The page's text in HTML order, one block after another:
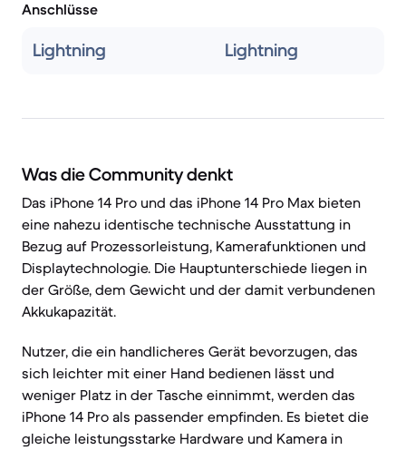
Anschlüsse
Lightning Lightning
Was die Community denkt
Das iPhone 14 Pro und das iPhone 14 Pro Max bieten
eine nahezu identische technische Ausstattung in
Bezug auf Prozessorleistung, Kamerafunktionen und
Displaytechnologie. Die Hauptunterschiede liegen in
der Größe, dem Gewicht und der damit verbundenen
Akkukapazität.
Nutzer, die ein handlicheres Gerät bevorzugen, das
sich leichter mit einer Hand bedienen lässt und
weniger Platz in der Tasche einnimmt, werden das
iPhone 14 Pro als passender empfinden. Es bietet die
gleiche leistungsstarke Hardware und Kamera in